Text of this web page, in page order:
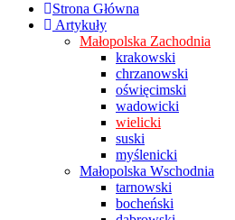
Strona Główna
Artykuły
Małopolska Zachodnia
krakowski
chrzanowski
oświęcimski
wadowicki
wielicki
suski
myślenicki
Małopolska Wschodnia
tarnowski
bocheński